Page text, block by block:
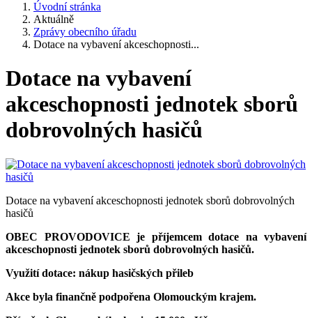
Úvodní stránka
Aktuálně
Zprávy obecního úřadu
Dotace na vybavení akceschopnosti...
Dotace na vybavení
akceschopnosti jednotek sborů
dobrovolných hasičů
Dotace na vybavení akceschopnosti jednotek sborů dobrovolných
hasičů
OBEC PROVODOVICE je příjemcem dotace na vybavení
akceschopnosti jednotek sborů dobrovolných hasičů.
Využití dotace: nákup hasičských přileb
Akce byla finančně podpořena Olomouckým krajem.